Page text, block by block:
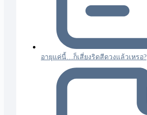
อายุแค่นี้…ก็เสี่ยงริดสีดวงแล้วเหรอ?